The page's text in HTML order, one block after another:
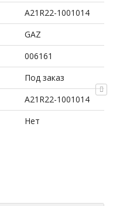
А21R22-1001014
GAZ
006161
Под заказ
А21R22-1001014
Нет